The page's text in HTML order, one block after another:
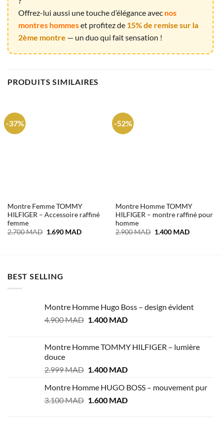
Offrez-lui aussi une touche d’élégance avec nos
montres hommeset profitez de 15% de remise sur la
2ème montre — un duo qui fait sensation !
PRODUITS SIMILAIRES
-37%
Montre Femme TOMMY
HILFIGER – Accessoire raffiné
femme
2.700MAD Le
1.690 MADLe
-52%
Montre Homme TOMMY
HILFIGER – montre raffiné pour
homme
2.900MAD Le
1.400 MADLe
BEST SELLING
Montre Homme Hugo Boss – design évident
4.900MAD Le
était :
1.400 MADLe
est :
Montre Homme TOMMY HILFIGER – lumière
douce
2.999MAD Le
initial
était :
1.400 MADLe
actuel
est :
Montre Homme HUGO BOSS – mouvement pur
3.100MAD Le
1.600 MADLe